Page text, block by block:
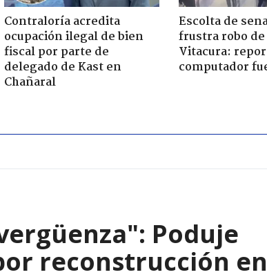
Contraloría acredita
ocupación ilegal de bien
fiscal por parte de
delegado de Kast en
Chañaral
Escolta de
frustra robo
Vitacura:
computador
Poduje
reconstrucción